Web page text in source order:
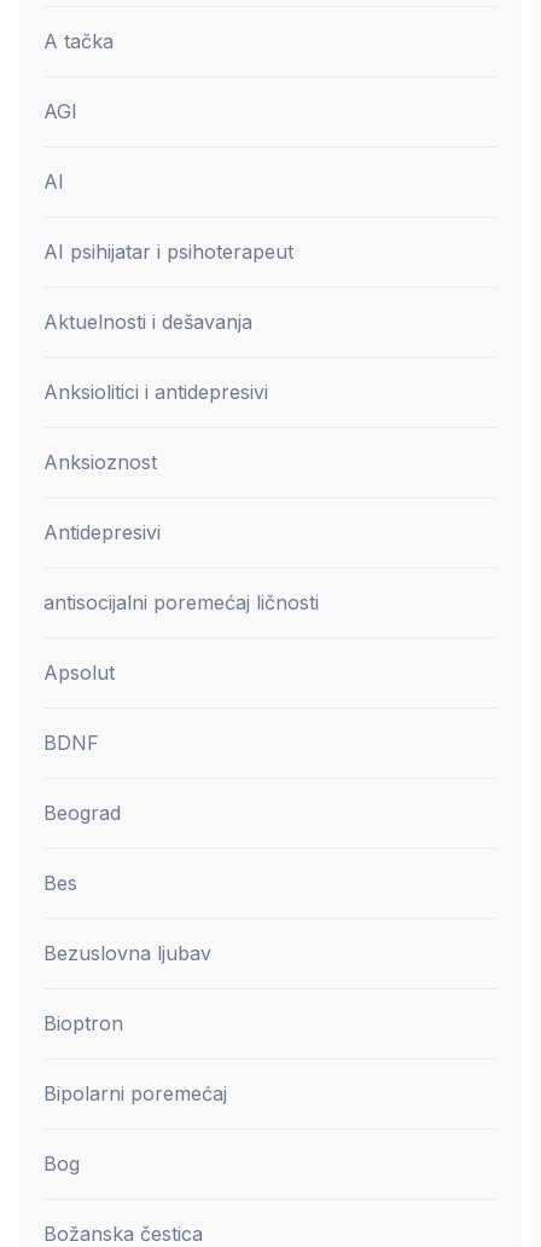
A tačka
AGI
AI
AI psihijatar i psihoterapeut
Aktuelnosti i dešavanja
Anksiolitici i antidepresivi
Anksioznost
Antidepresivi
antisocijalni poremećaj ličnosti
Apsolut
BDNF
Beograd
Bes
Bezuslovna ljubav
Bioptron
Bipolarni poremećaj
Bog
Božanska čestica